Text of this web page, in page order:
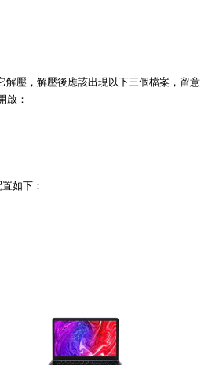
壓，解壓後應該出現以下三個檔案，留意
啟：
如下：